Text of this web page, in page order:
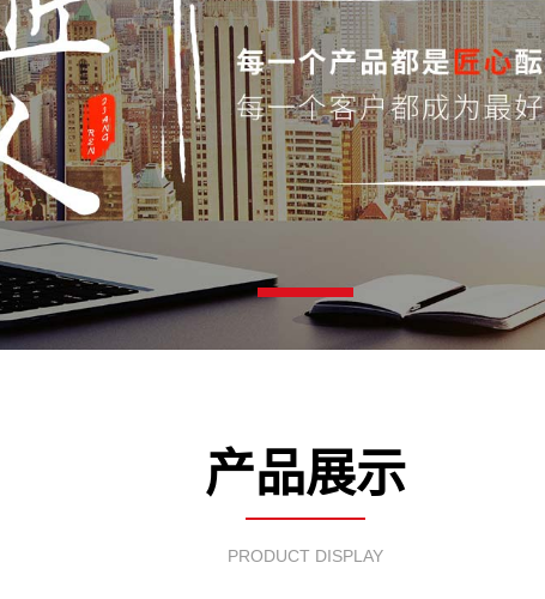
产品展示
PRODUCT DISPLAY